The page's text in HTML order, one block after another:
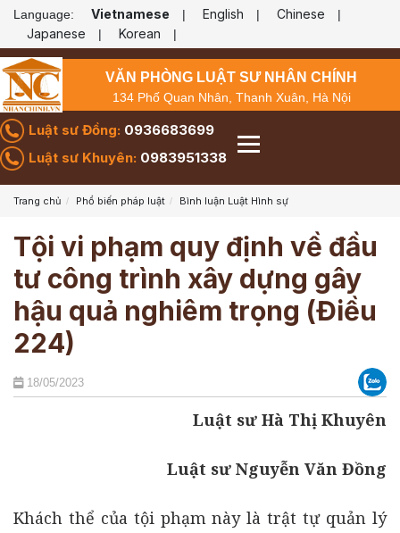
Language: Vietnamese | English | Chinese |
Japanese | Korean |
VĂN PHÒNG LUẬT SƯ NHÂN CHÍNH
134 Phố Quan Nhân, Thanh Xuân, Hà Nội
Luật sư Đồng: 0936683699
Luật sư Khuyên: 0983951338
Trang chủ Phổ biến pháp luật Bình luận Luật Hình sự
Tội vi phạm quy định về đầu
tư công trình xây dựng gây
hậu quả nghiêm trọng (Điều
224)
18/05/2023
Luật sư Hà Thị Khuyên
Luật sư Nguyễn Văn Đồng
Khách thể của tội phạm này là trật tự quản lý